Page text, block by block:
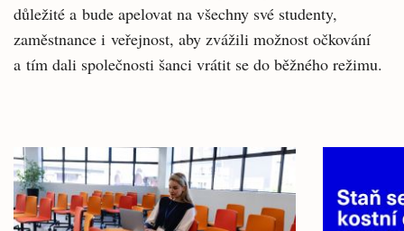
důležité a bude apelovat na všechny své studenty,
zaměstnance i veřejnost, aby zvážili možnost očkování
a tím dali společnosti šanci vrátit se do běžného režimu.
Související
články